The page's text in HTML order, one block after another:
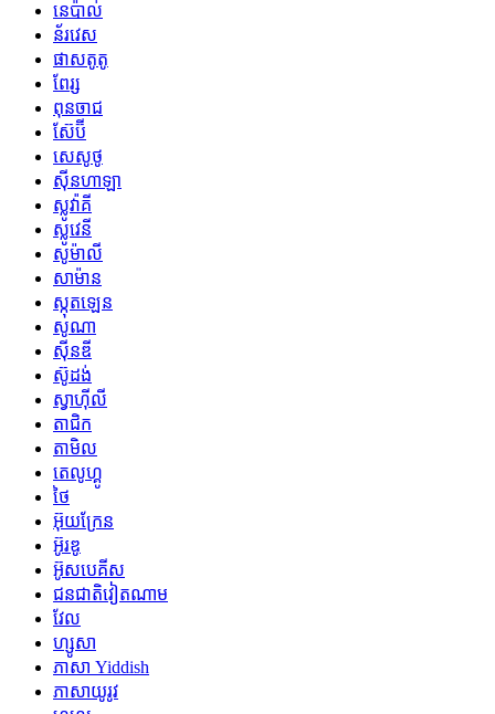
នេប៉ាល់
ន័រវេស
ផាសតូតូ
ពែរ្ស
ពុនចាជ
ស៊ែប៊ី
សេសូថូ
ស៊ីនហាឡា
ស្លូវ៉ាគី
ស្លូវេនី
សូម៉ាលី
សាម៉ាន
ស្កុតឡេន
សូណា
ស៊ីនឌី
ស៊ូដង់
ស្វាហ៊ីលី
តាជិក
តាមិល
តេលូហ្គូ
ថៃ
អ៊ុយក្រែន
អ៊ូរឌូ
អ៊ូសបេគីស
ជនជាតិវៀតណាម
វែល
ហ្សូសា
ភាសា Yiddish
ភាសាយូរូវ